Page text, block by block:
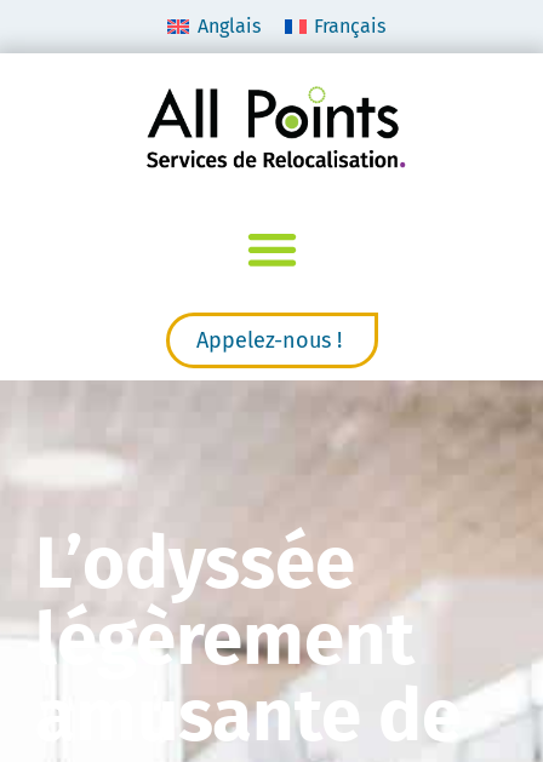
Anglais Français
Appelez-nous !
L’odyssée
légèrement
amusante de